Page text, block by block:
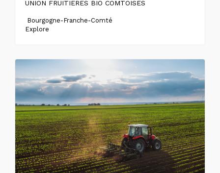
UNION FRUITIERES BIO COMTOISES
Bourgogne-Franche-Comté
Explore